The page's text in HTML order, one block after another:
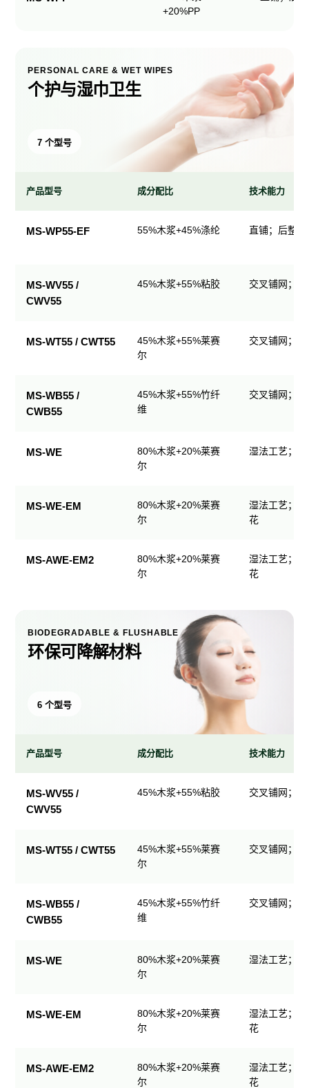
+20%PP
PERSONAL CARE & WET WIPES
个护与湿巾卫生
7 个型号
卫
产品型号 成分配比 技术能力
MS-WP55-EF 55%木浆+45%涤纶 直铺；后整
MS-WV55 /
CWV55
45%木浆+55%粘胶 交叉铺网；
MS-WT55 / CWT55
45%木浆+55%莱赛
尔
交叉铺网；
MS-WB55 /
CWB55
45%木浆+55%竹纤
维
交叉铺网；
MS-WE
80%木浆+20%莱赛
尔
湿法工艺；
MS-WE-EM
80%木浆+20%莱赛
尔
湿法工艺；
花
MS-AWE-EM2
80%木浆+20%莱赛
尔
湿法工艺；
花
BIODEGRADABLE & FLUSHABLE
环保可降解材料
6 个型号
产品型号 成分配比 技术能力
MS-WV55 /
CWV55
45%木浆+55%粘胶 交叉铺网；
MS-WT55 / CWT55
45%木浆+55%莱赛
尔
交叉铺网；
MS-WB55 /
CWB55
45%木浆+55%竹纤
维
交叉铺网；
MS-WE
80%木浆+20%莱赛
尔
湿法工艺；
MS-WE-EM
80%木浆+20%莱赛
尔
湿法工艺；
花
MS-AWE-EM2
80%木浆+20%莱赛
尔
湿法工艺；
花